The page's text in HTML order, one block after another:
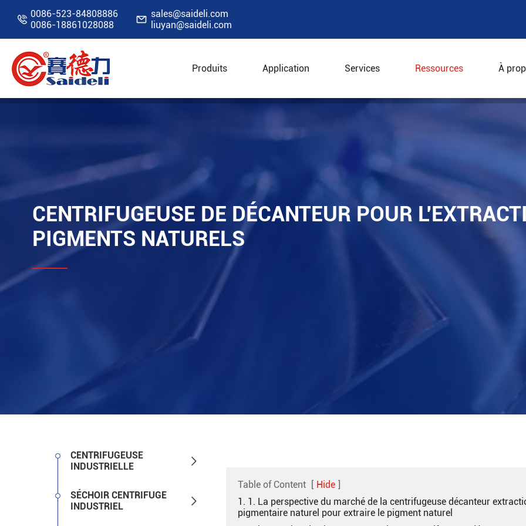
 0086-523-84808886
0086-18861028088
 sales@saideli.com
liuyan@saideli.com
Produits Application Services Ressources À
Accueil Ressources
CENTRIFUGEUSE DE DÉCANTEUR POUR
PIGMENTS NATURELS
CENTRIFUGEUSE
INDUSTRIELLE

SÉCHOIR CENTRIFUGE
INDUSTRIEL

Table of Content [ Hide ]
1. 1. La perspective du marché de la centrifugeuse décanteur
pigmentaire naturel pour extraire le pigment naturel